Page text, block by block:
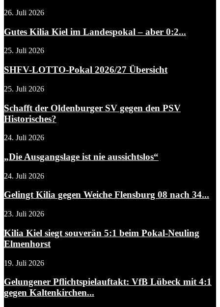
26. Juli 2026
Gutes Kilia Kiel im Landespokal – aber 0:2...
25. Juli 2026
SHFV-LOTTO-Pokal 2026/27 Übersicht
25. Juli 2026
Schafft der Oldenburger SV gegen den PSV
Historisches?
24. Juli 2026
„Die Ausgangslage ist nie aussichtslos“
24. Juli 2026
Gelingt Kilia gegen Weiche Flensburg 08 nach 34...
23. Juli 2026
Kilia Kiel siegt souverän 5:1 beim Pokal-Neuling
Elmenhorst
19. Juli 2026
Gelungener Pflichtspielauftakt: VfB Lübeck mit 4:1
gegen Kaltenkirchen...